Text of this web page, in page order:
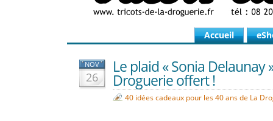
Accueil
NOV
26
Le plaid « Sonia Delaunay
Droguerie offert !
40 idées cadeaux pour les 40 ans de La